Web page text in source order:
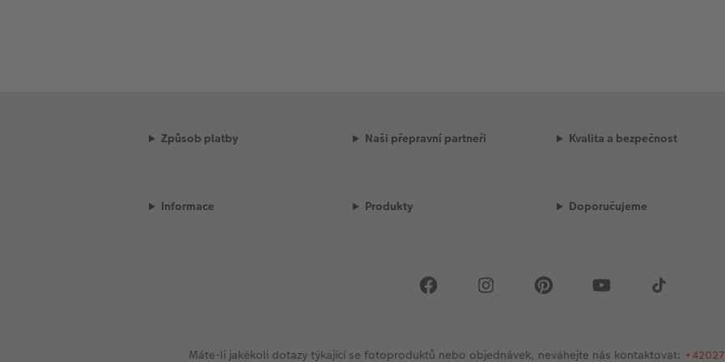
Způsob platby Naši přepravní partneři Kvalita a bezpečnost
Informace Produkty Doporučujeme
Máte-li jakékoli dotazy týkající se fotoproduktů nebo objednávek, neváhejte nás kontaktovat: